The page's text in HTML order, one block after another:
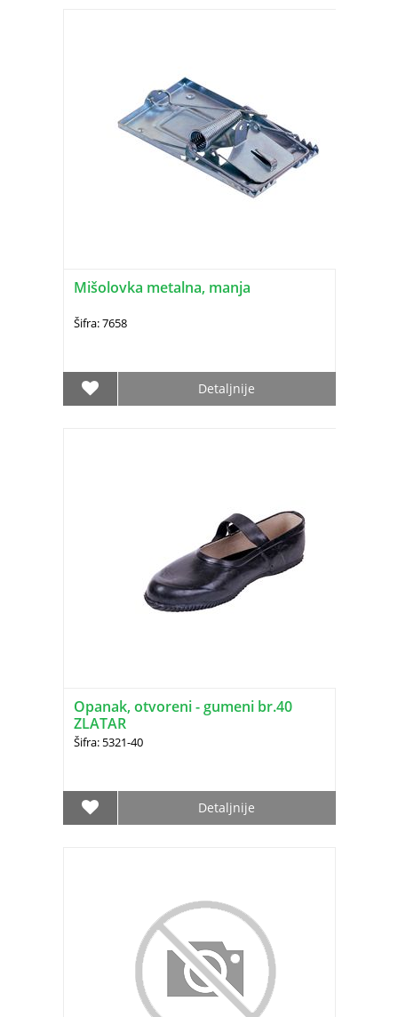
Mišolovka metalna, manja
Šifra: 7658
Detaljnije
Opanak, otvoreni - gumeni br.40
ZLATAR
Šifra: 5321-40
Detaljnije